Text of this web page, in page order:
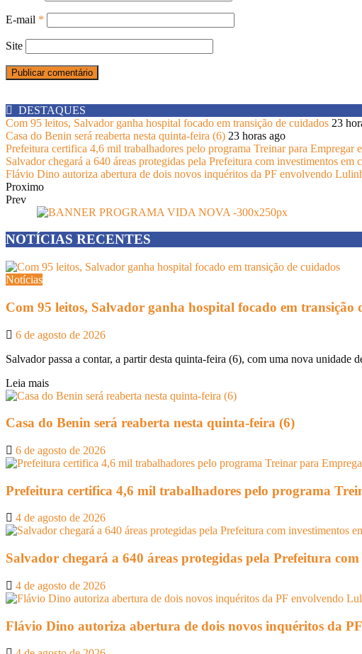
E-mail *
Site
DESTAQUES
Com 95 leitos, Salvador ganha hospital focado em transição de cuidados 23
Casa do Benin será reaberta nesta quinta-feira (6) 23 horas ago
Prefeitura certifica 4,6 mil trabalhadores pelo programa Treinar para Empregar
Salvador chegará a 640 áreas protegidas pela Prefeitura com investimentos em
Flávio Dino autoriza abertura de dois novos inquéritos da PF envolvendo
Proximo
Prev
NOTÍCIAS RECENTES
Notícias
Com 95 leitos, Salvador ganha hospital focado em transição
6 de agosto de 2026
Salvador passa a contar, a partir desta quinta-feira (6), com uma nova unidade
Leia mais
Casa do Benin será reaberta nesta quinta-feira (6)
6 de agosto de 2026
Prefeitura certifica 4,6 mil trabalhadores pelo programa
4 de agosto de 2026
Salvador chegará a 640 áreas protegidas pela Prefeitura com
4 de agosto de 2026
Flávio Dino autoriza abertura de dois novos inquéritos da